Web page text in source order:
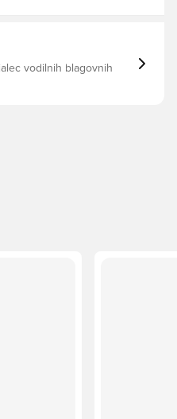
vodilnih blagovnih